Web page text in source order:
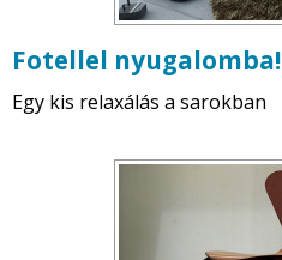
Fotellel nyugalomba!
Egy kis relaxálás a sarokban